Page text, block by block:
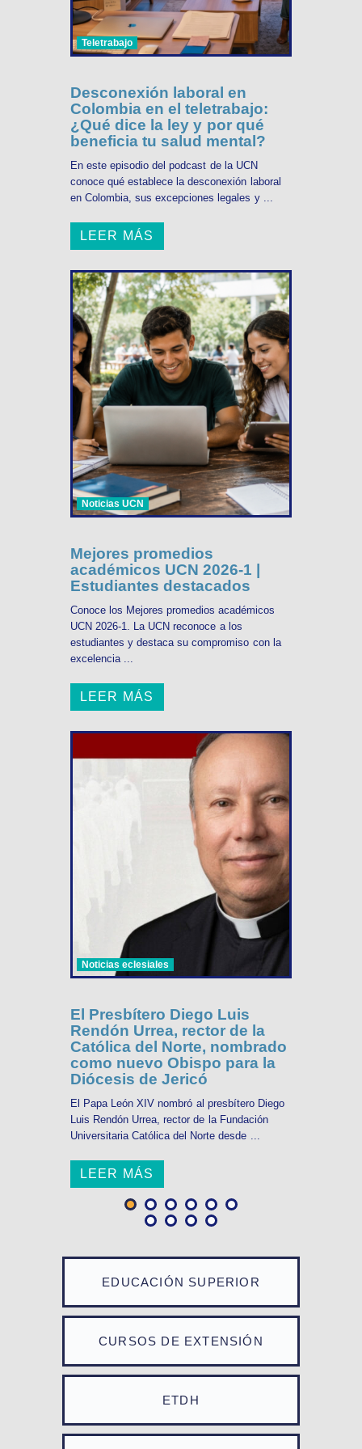
EDUCACIÓN SUPERIOR
CURSOS DE EXTENSIÓN
ETDH
Teletrabajo
Desconexión laboral en
Colombia en el teletrabajo:
¿Qué dice la ley y por qué
beneficia tu salud mental?
En este episodio del podcast de la UCN
conoce qué establece la desconexión laboral
en Colombia, sus excepciones legales y ...
LEER MÁS
Noticias UCN
Mejores promedios
académicos UCN 2026-1 |
Estudiantes destacados
Conoce los Mejores promedios académicos
UCN 2026-1. La UCN reconoce a los
estudiantes y destaca su compromiso con la
excelencia ...
LEER MÁS
Noticias eclesiales
El Presbítero Diego Luis
Rendón Urrea, rector de la
Católica del Norte, nombrado
como nuevo Obispo para la
Diócesis de Jericó
El Papa León XIV nombró al presbítero Diego
Luis Rendón Urrea, rector de la Fundación
Universitaria Católica del Norte desde ...
LEER MÁS